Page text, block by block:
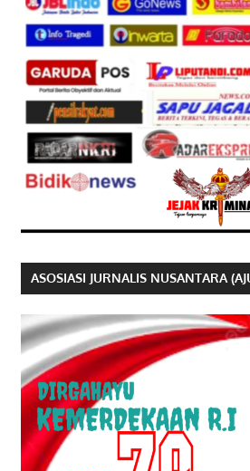
ASOSIASI JURNALIS NUSANTARA